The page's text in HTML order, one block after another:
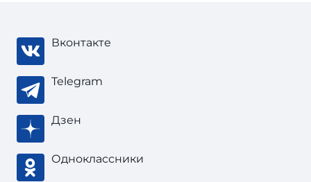
Вконтакте
Telegram
Дзен
Одноклассники